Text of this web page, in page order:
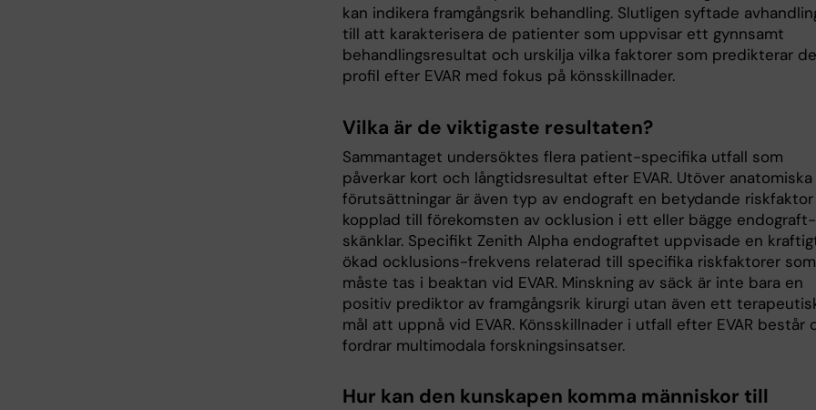
kan indikera framgångsrik behandling. Slutligen syftade
till att karakterisera de patienter som uppvisar ett gynnsamt
behandlingsresultat och urskilja vilka faktorer som predikterar
profil efter EVAR med fokus på könsskillnader.
Vilka är de viktigaste resultaten?
Sammantaget undersöktes flera patient-specifika utfall som
påverkar kort och långtidsresultat efter EVAR. Utöver anatomiska
förutsättningar är även typ av endograft en betydande riskfaktor
kopplad till förekomsten av ocklusion i ett eller bägge endograft-
skänklar. Specifikt Zenith Alpha endograftet uppvisade en
ökad ocklusions-frekvens relaterad till specifika riskfaktorer som
måste tas i beaktan vid EVAR. Minskning av säck är inte bara en
positiv prediktor av framgångsrik kirurgi utan även ett
mål att uppnå vid EVAR. Könsskillnader i utfall efter EVAR består
fordrar multimodala forskningsinsatser.
Hur kan den kunskapen komma människor till